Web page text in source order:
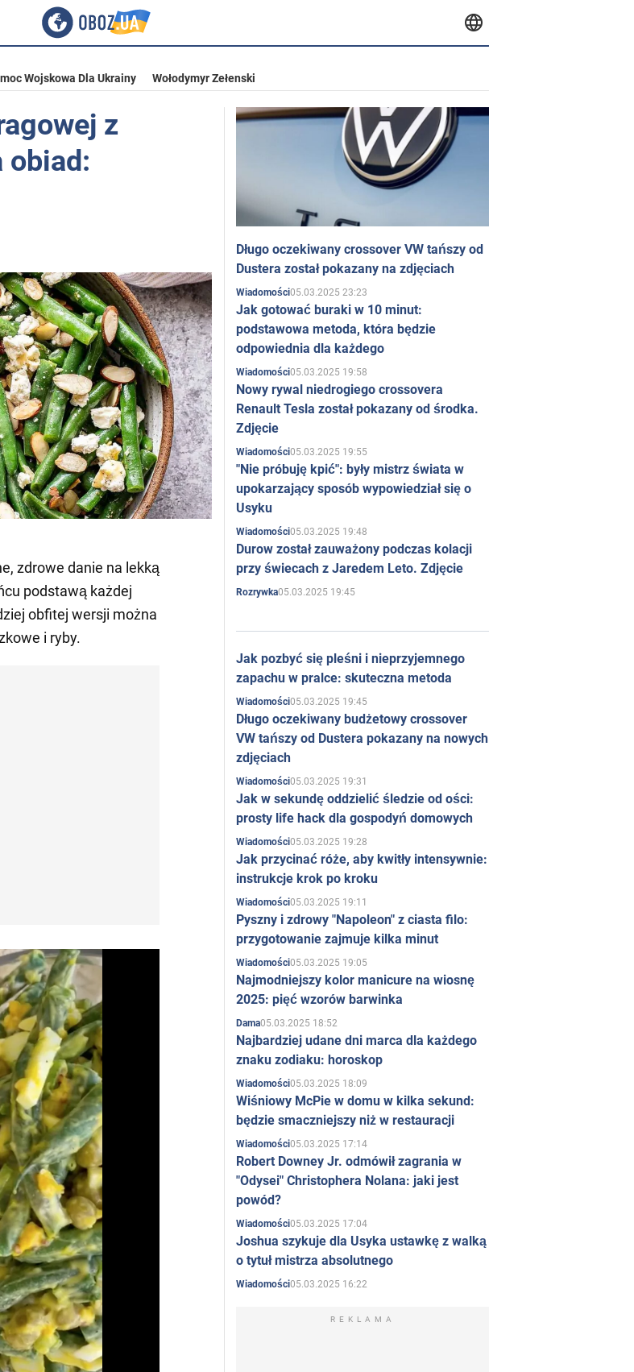
Wojskowa Dla Ukrainy Wołodymyr Zełenski
z
obiad:
zdrowe danie na lekką
podstawą każdej
obfitej wersji można
i ryby.
Długo oczekiwany crossover VW tańszy od
Dustera został pokazany na zdjęciach
Wiadomości05.03.2025 23:23
Jak gotować buraki w 10 minut:
podstawowa metoda, która będzie
odpowiednia dla każdego
Wiadomości05.03.2025 19:58
Nowy rywal niedrogiego crossovera
Renault Tesla został pokazany od środka.
Zdjęcie
Wiadomości05.03.2025 19:55
"Nie próbuję kpić": były mistrz świata w
upokarzający sposób wypowiedział się o
Usyku
Wiadomości05.03.2025 19:48
Durow został zauważony podczas kolacji
przy świecach z Jaredem Leto. Zdjęcie
Rozrywka05.03.2025 19:45
Jak pozbyć się pleśni i nieprzyjemnego
zapachu w pralce: skuteczna metoda
Wiadomości05.03.2025 19:45
Długo oczekiwany budżetowy crossover
VW tańszy od Dustera pokazany na nowych
zdjęciach
Wiadomości05.03.2025 19:31
Jak w sekundę oddzielić śledzie od ości:
prosty life hack dla gospodyń domowych
Wiadomości05.03.2025 19:28
Jak przycinać róże, aby kwitły intensywnie:
instrukcje krok po kroku
Wiadomości05.03.2025 19:11
Pyszny i zdrowy "Napoleon" z ciasta filo:
przygotowanie zajmuje kilka minut
Wiadomości05.03.2025 19:05
Najmodniejszy kolor manicure na wiosnę
2025: pięć wzorów barwinka
Dama05.03.2025 18:52
Najbardziej udane dni marca dla każdego
znaku zodiaku: horoskop
Wiadomości05.03.2025 18:09
Wiśniowy McPie w domu w kilka sekund:
będzie smaczniejszy niż w restauracji
Wiadomości05.03.2025 17:14
Robert Downey Jr. odmówił zagrania w
"Odysei" Christophera Nolana: jaki jest
powód?
Wiadomości05.03.2025 17:04
Joshua szykuje dla Usyka ustawkę z walką
o tytuł mistrza absolutnego
Wiadomości05.03.2025 16:22
REKLAMA